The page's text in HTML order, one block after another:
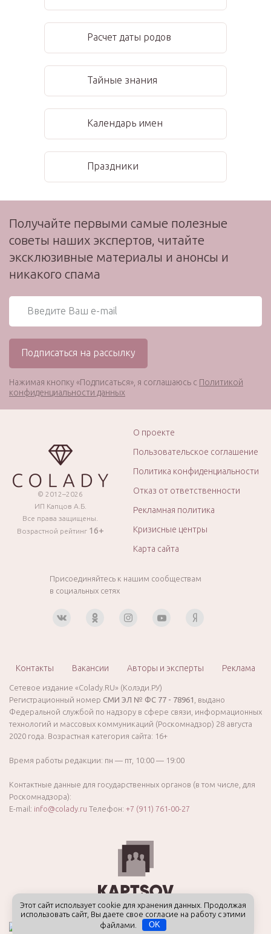
Расчет даты родов
Тайные знания
Календарь имен
Праздники
Получайте первыми самые полезные
советы наших экспертов, читайте
эксклюзивные материалы и анонсы и
никакого спама
Нажимая кнопку «Подписаться», я соглашаюсь с Политикой
конфиденциальности данных
© 2012–2026
ИП Капцов А.Б.
Все права защищены.
Возрастной рейтинг 16+
О проекте
Пользовательское соглашение
Политика конфиденциальности
Отказ от ответственности
Рекламная политика
Кризисные центры
Карта сайта
Присоединяйтесь к нашим сообществам
в социальных сетях
Контакты Вакансии Авторы и эксперты Реклама
Сетевое издание «Colady.RU» (Колэди.РУ)
Регистрационный номер СМИ ЭЛ № ФС 77 - 78961
, выдано
Федеральной службой по надзору в сфере связи, информационных
технологий и массовых коммуникаций (Роскомнадзор) 28 августа
2020 года. Возрастная категория сайта: 16+
Время работы редакции: пн — пт, 10:00 — 19:00
Контактные данные для государственных органов (в том числе, для
Роскомнадзора):
E-mail: info@colady.ru Телефон: +7 (911) 761-00-27
Этот сайт использует cookie для хранения данных. Продолжая
использовать сайт, Вы даете свое согласие на работу с этими
файлами.
OK